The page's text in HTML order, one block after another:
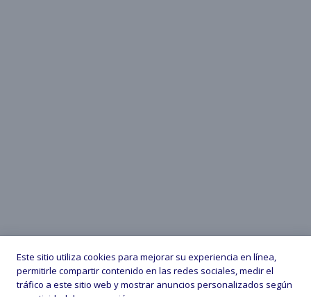
Este sitio utiliza cookies para mejorar su experiencia en línea,
permitirle compartir contenido en las redes sociales, medir el
tráfico a este sitio web y mostrar anuncios personalizados según